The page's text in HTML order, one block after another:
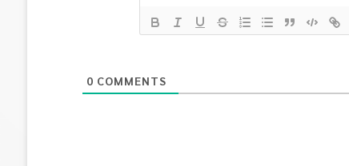
0 COMMENTS